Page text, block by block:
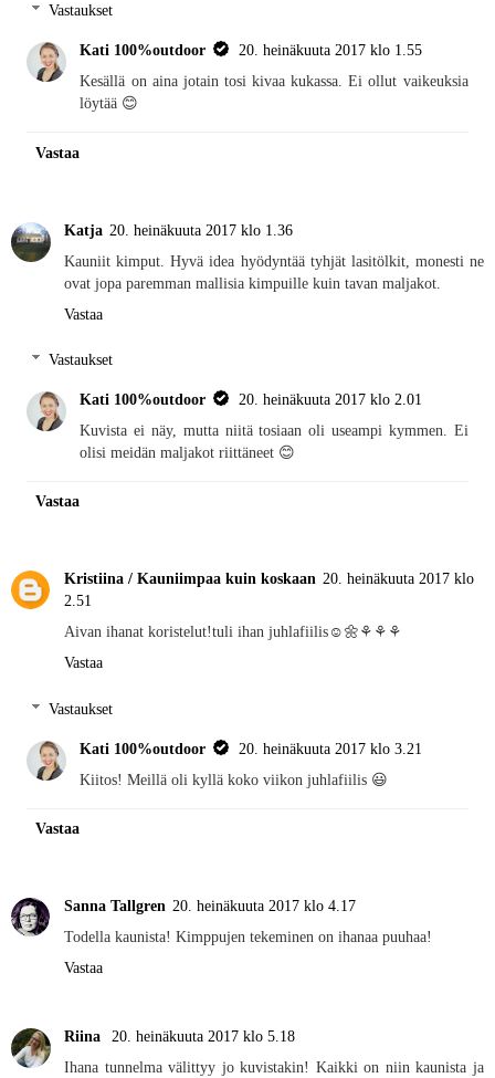
Vastaukset
Kati 100%outdoor
20. heinäkuuta 2017 klo 1.55
Kesällä on aina jotain tosi kivaa kukassa. Ei ollut vaikeuksia
löytää 😊
Vastaa
Katja 20. heinäkuuta 2017 klo 1.36
Kauniit kimput. Hyvä idea hyödyntää tyhjät lasitölkit, monesti ne
ovat jopa paremman mallisia kimpuille kuin tavan maljakot.
Vastaa
Vastaukset
Kati 100%outdoor
20. heinäkuuta 2017 klo 2.01
Kuvista ei näy, mutta niitä tosiaan oli useampi kymmen. Ei
olisi meidän maljakot riittäneet 😊
Vastaa
Kristiina / Kauniimpaa kuin koskaan 20. heinäkuuta 2017 klo
2.51
Aivan ihanat koristelut!tuli ihan juhlafiilis☺🌼⚘⚘⚘
Vastaa
Vastaukset
Kati 100%outdoor
20. heinäkuuta 2017 klo 3.21
Kiitos! Meillä oli kyllä koko viikon juhlafiilis 😃
Vastaa
Sanna Tallgren 20. heinäkuuta 2017 klo 4.17
Todella kaunista! Kimppujen tekeminen on ihanaa puuhaa!
Vastaa
Riina
20. heinäkuuta 2017 klo 5.18
Ihana tunnelma välittyy jo kuvistakin! Kaikki on niin kaunista ja